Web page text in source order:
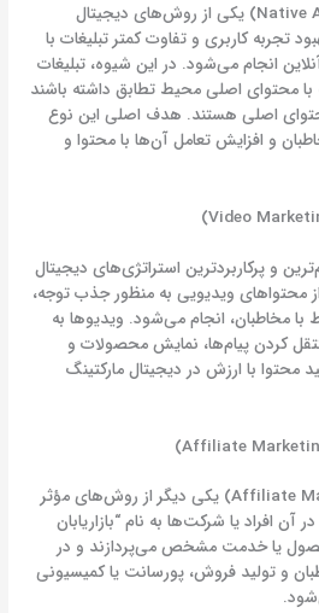
تبلیغات همسان (Native Advertising) یکی از روش‌های دیجیتال
تجربه کاربری و تفاوت کمتر تبلیغات با
انجام می‌شود. در این شیوه، تبلیغات
محتوای اصلی محیط تطابق داشته باشند
اصلی هستند. هدف اصلی این نوع
و افزایش تعامل آن‌ها با محتوا و
و پرکاربردترین استراتژی‌های دیجیتال
محتواهای ویدیویی به منظور جذب توجه،
با مخاطبان، انجام می‌شود. ویدیوها به
کردن پیام‌ها، نمایش محصولات و
با ارزش در دیجیتال مارکتینگ
بازاریابی پورسانتی (Affiliate Marketing) یکی دیگر از روش‌های مؤثر
افراد یا شرکت‌ها به نام “بازاریابان
یا خدمت مشخص می‌پردازند و در
و تولید فروش، پورسانت یا کمیسیونی